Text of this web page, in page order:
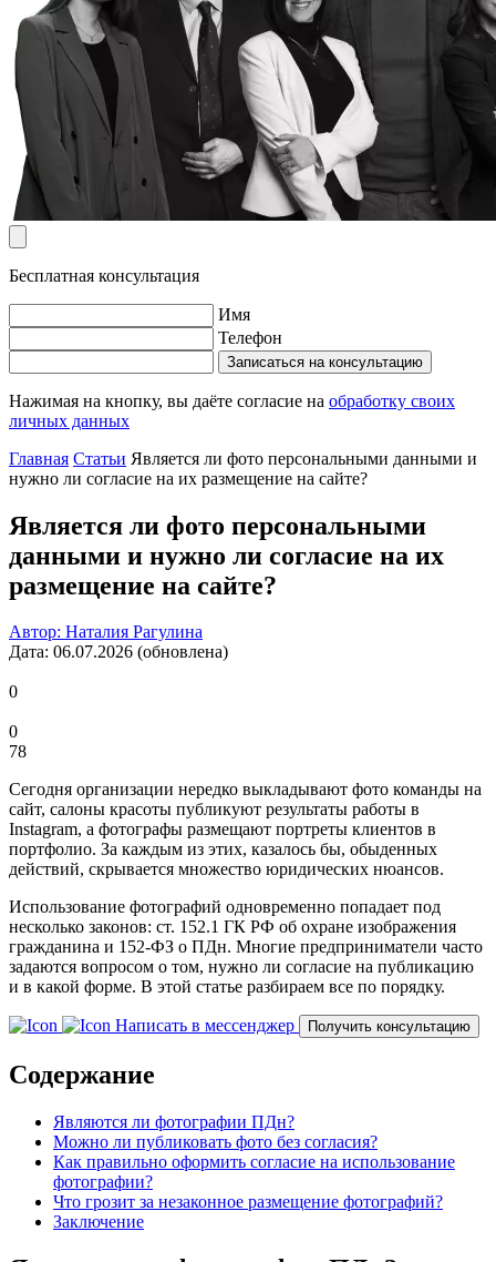
Бесплатная консультация
Имя
Телефон
Записаться на консультацию
Нажимая на кнопку, вы даёте согласие на обработку своих
личных данных
Главная Статьи Является ли фото персональными данными и
нужно ли согласие на их размещение на сайте?
Является ли фото персональными
данными и нужно ли согласие на их
размещение на сайте?
Автор: Наталия Рагулина
Дата: 06.07.2026 (обновлена)
0
0
78
Сегодня организации нередко выкладывают фото команды на
сайт, салоны красоты публикуют результаты работы в
Instagram, а фотографы размещают портреты клиентов в
портфолио. За каждым из этих, казалось бы, обыденных
действий, скрывается множество юридических нюансов.
Использование фотографий одновременно попадает под
несколько законов: ст. 152.1 ГК РФ об охране изображения
гражданина и 152-ФЗ о ПДн. Многие предприниматели часто
задаются вопросом о том, нужно ли согласие на публикацию
и в какой форме. В этой статье разбираем все по порядку.
Написать в мессенджер Получить консультацию
Содержание
Являются ли фотографии ПДн?
Можно ли публиковать фото без согласия?
Как правильно оформить согласие на использование
фотографии?
Что грозит за незаконное размещение фотографий?
Заключение